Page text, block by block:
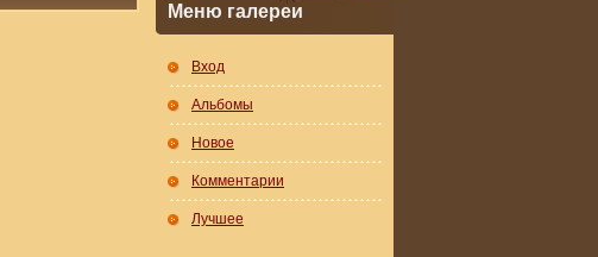
Меню галереи
Вход
Альбомы
Новое
Комментарии
Лучшее